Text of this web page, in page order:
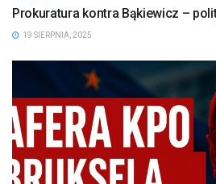
Prokuratura kontra Bąkiewicz –
19 SIERPNIA, 2025